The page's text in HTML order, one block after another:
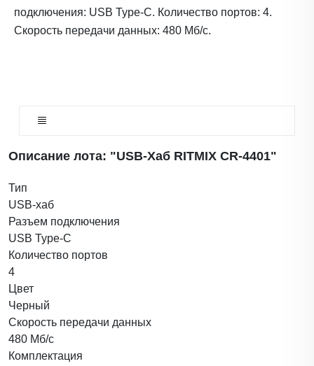
подключения: USB Type-C. Количество портов: 4.
Скорость передачи данных: 480 Мб/с.
Описание лота: "USB-Хаб RITMIX CR-4401"
Тип
USB-хаб
Разъем подключения
USB Type-C
Количество портов
4
Цвет
Черный
Скорость передачи данных
480 Мб/с
Комплектация